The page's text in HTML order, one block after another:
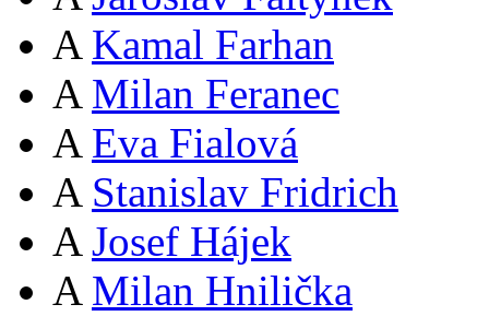
A Kamal Farhan
A Milan Feranec
A Eva Fialová
A Stanislav Fridrich
A Josef Hájek
A Milan Hnilička